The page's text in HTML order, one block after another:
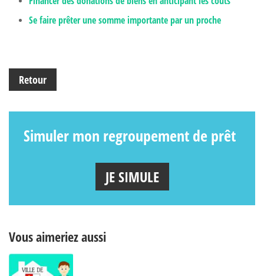
Se faire prêter une somme importante par un proche
Retour
Simuler mon regroupement de prêt
JE SIMULE
Vous aimeriez aussi